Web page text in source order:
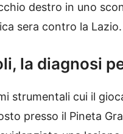
destro in uno
sera contro la Lazio.
la diagnosi
strumentali cui il
presso il Pineta